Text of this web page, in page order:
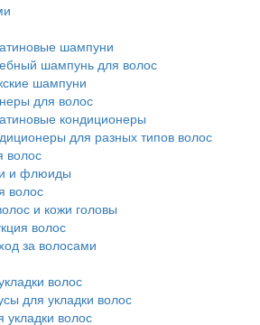
шампуни
шампунь для волос
шампуни
для волос
кондиционеры
для разных типов волос
волос
и флюиды
волос
и кожи головы
волос
за волосами
волос
для укладки волос
укладки волос